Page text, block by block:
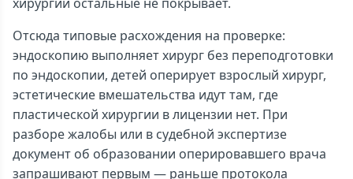
Отсюда типовые расхождения на проверке:
эндоскопию выполняет хирург без переподготовки
по эндоскопии, детей оперирует взрослый хирург,
эстетические вмешательства идут там, где
пластической хирургии в лицензии нет. При
разборе жалобы или в судебной экспертизе
документ об образовании оперировавшего врача
запрашивают первым — раньше протокола